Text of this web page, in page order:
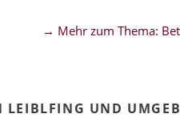
→ Mehr zum Thema:
LEIBLFING UND